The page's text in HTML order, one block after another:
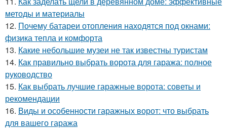
методы и материалы
12. Почему батареи отопления находятся под окнами:
физика тепла и комфорта
13. Какие небольшие музеи не так известны туристам
14. Как правильно выбрать ворота для гаража: полное
руководство
15. Как выбрать лучшие гаражные ворота: советы и
рекомендации
16. Виды и особенности гаражных ворот: что выбрать
для вашего гаража